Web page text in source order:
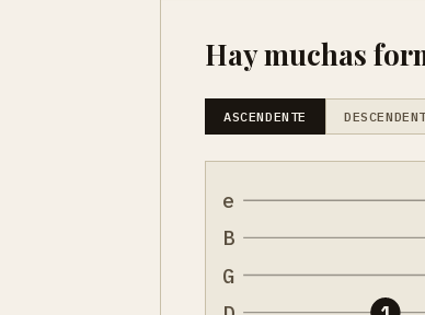
Hay muchas
ASCENDENTE
e
B
G